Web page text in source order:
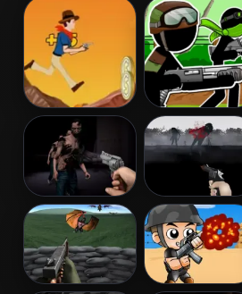
Archery Tactical Squad
Cowboy Shoot
Zombies
Stickman
Army: The
Resistance
Dead City Run Into Death